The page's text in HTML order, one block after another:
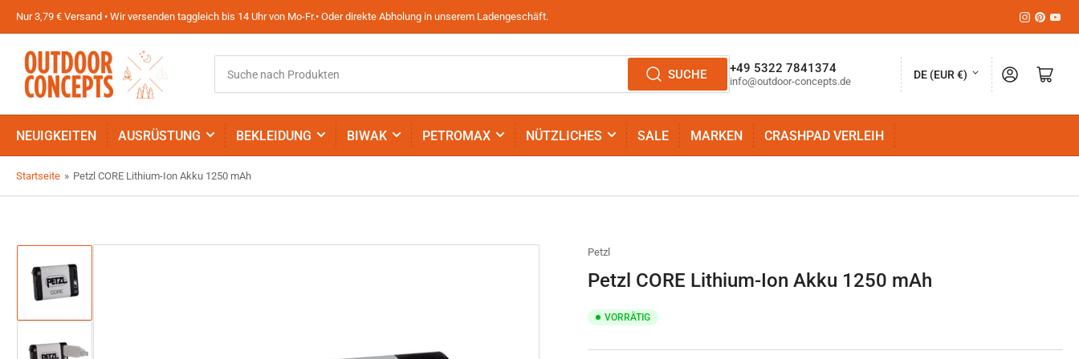
Nur 3,79 € Versand • Wir versenden taggleich bis 14 Uhr von Mo-Fr.• Oder direkte Abholung in unserem Ladengeschäft. Instagram
Pinterest
nach
Produkten
SUCHE +49 5322 7841374
info@outdoor-concepts.de
L
n
R
o
DE (EUR €) AnmeldenMini-Warenkorb öffnen
NEUIGKEITEN AUSRÜSTUNG BEKLEIDUNG BIWAK PETROMAX NÜTZLICHES SALE MARKEN CRASHPAD VERLEIH
Startseite » Petzl CORE Lithium-Ion Akku 1250 mAh
Bild
in
1
Petzl
Petzl CORE Lithium-Ion Akku 1250 mAh
VORRÄTIG